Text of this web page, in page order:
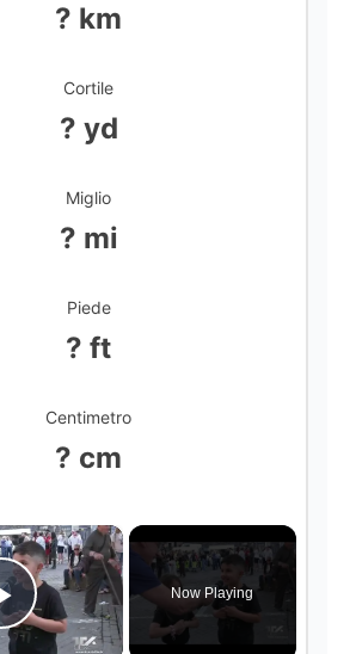
? km
Cortile
? yd
Miglio
? mi
Piede
? ft
Centimetro
? cm
×
Play Video
Now Playing